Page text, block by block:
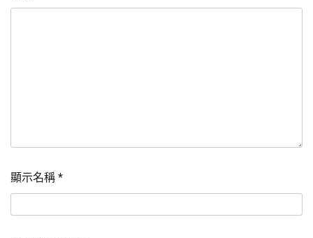
顯示名稱 *